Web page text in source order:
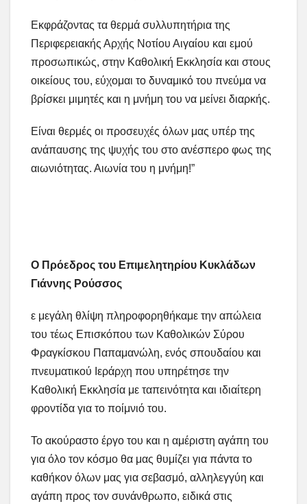
Εκφράζοντας τα θερμά συλλυπητήρια της
Περιφερειακής Αρχής Νοτίου Αιγαίου και εμού
προσωπικώς, στην Καθολική Εκκλησία και στους
οικείους του, εύχομαι το δυναμικό του πνεύμα να
βρίσκει μιμητές και η μνήμη του να μείνει διαρκής.
Είναι θερμές οι προσευχές όλων μας υπέρ της
ανάπαυσης της ψυχής του στο ανέσπερο φως της
αιωνιότητας. Αιωνία του η μνήμη!”
Ο Πρόεδρος του Επιμελητηρίου Κυκλάδων
Γιάννης Ρούσσος
ε μεγάλη θλίψη πληροφορηθήκαμε την απώλεια
του τέως Επισκόπου των Καθολικών Σύρου
Φραγκίσκου Παπαμανώλη, ενός σπουδαίου και
πνευματικού Ιεράρχη που υπηρέτησε την
Καθολική Εκκλησία με ταπεινότητα και ιδιαίτερη
φροντίδα για το ποίμνιό του.
Το ακούραστο έργο του και η αμέριστη αγάπη του
για όλο τον κόσμο θα μας θυμίζει για πάντα το
καθήκον όλων μας για σεβασμό, αλληλεγγύη και
αγάπη προς τον συνάνθρωπο, ειδικά στις